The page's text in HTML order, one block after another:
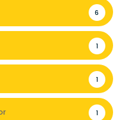
6
1
1
1